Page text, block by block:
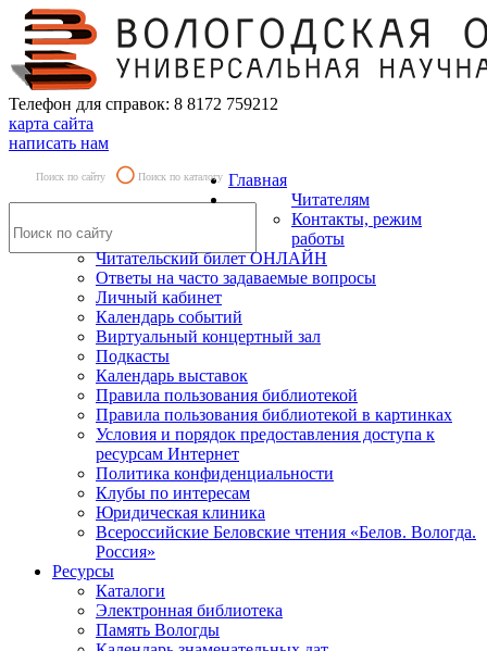
Телефон для справок: 8 8172 759212
карта сайта
написать нам
Поиск по сайту Поиск по каталогу Главная
Читателям
Контакты, режим
работы
Читательский билет ОНЛАЙН
Ответы на часто задаваемые вопросы
Личный кабинет
Календарь событий
Виртуальный концертный зал
Подкасты
Календарь выставок
Правила пользования библиотекой
Правила пользования библиотекой в картинках
Условия и порядок предоставления доступа к
ресурсам Интернет
Политика конфиденциальности
Клубы по интересам
Юридическая клиника
Всероссийские Беловские чтения «Белов. Вологда.
Россия»
Ресурсы
Каталоги
Электронная библиотека
Память Вологды